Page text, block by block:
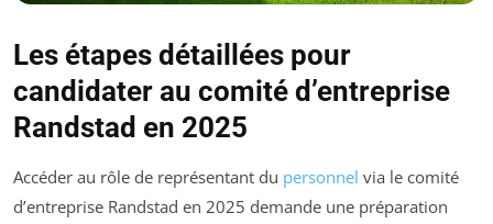
Les étapes détaillées pour
candidater au comité d’entreprise
Randstad en 2025
Accéder au rôle de représentant du personnel via le comité
d’entreprise Randstad en 2025 demande une préparation